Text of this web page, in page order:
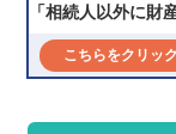
「相続人以外に財
こちらをクリック